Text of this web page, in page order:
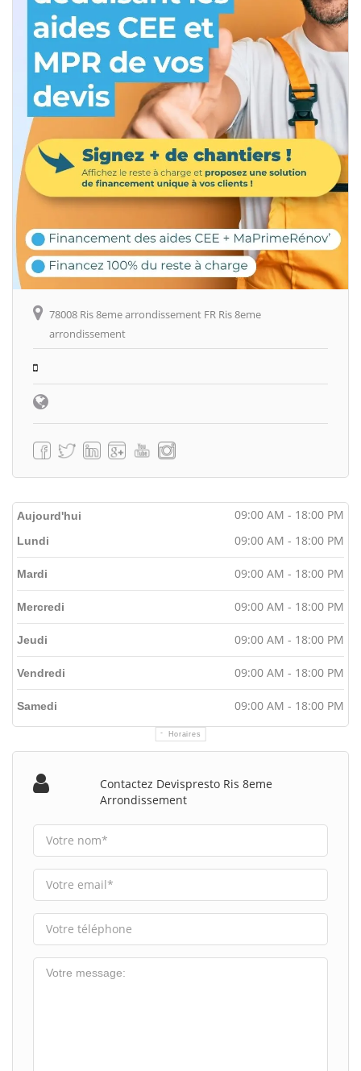
78008 Ris 8eme arrondissement FR Ris 8eme
arrondissement
Aujourd'hui 09:00 AM - 18:00 PM
Horaires
Lundi 09:00 AM - 18:00 PM
Mardi 09:00 AM - 18:00 PM
Mercredi 09:00 AM - 18:00 PM
Jeudi 09:00 AM - 18:00 PM
Vendredi 09:00 AM - 18:00 PM
Samedi 09:00 AM - 18:00 PM
Contactez Devispresto Ris 8eme
Arrondissement